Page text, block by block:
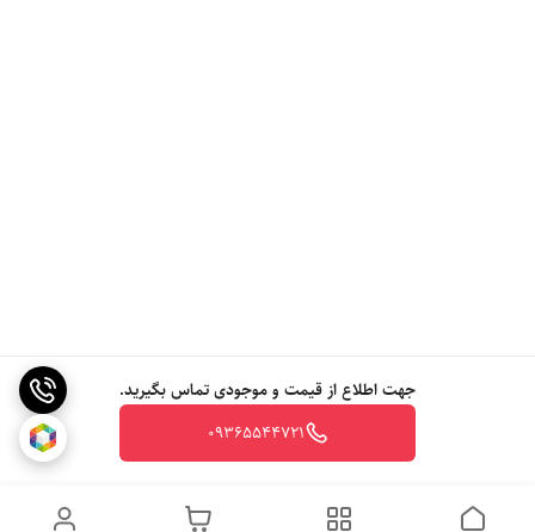
جهت اطلاع از قیمت و موجودی تماس بگیرید.
09365544721